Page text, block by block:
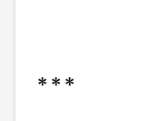
* * *